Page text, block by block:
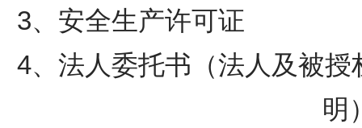
3、安全生产许可证
4、法人委托书（法人及被
明